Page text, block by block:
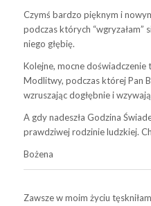
Czymś bardzo pięknym i
podczas których “wgryzałam”
niego głębię.
Kolejne, mocne doświadczenie
Modlitwy, podczas której Pan
wzruszając dogłębnie i
A gdy nadeszła Godzina
prawdziwej rodzinie ludzkiej.
Bożena
Zawsze w moim życiu